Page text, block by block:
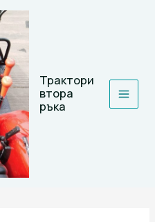
Трактори
втора
ръка